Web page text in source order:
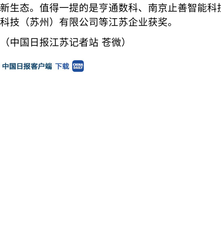
新生态。值得一提的是亨通数科、南京止善智能
科技（苏州）有限公司等江苏企业获奖。
（中国日报江苏记者站 苍微）